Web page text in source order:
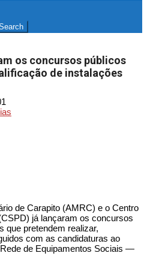
os concursos públicos
de instalações
de Carapito (AMRC) e o Centro
já lançaram os concursos
que pretendem realizar,
com as candidaturas ao
de Equipamentos Sociais —